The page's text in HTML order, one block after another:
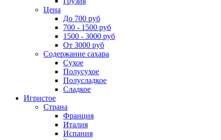
Цена
До 700 руб
700 - 1500 руб
1500 - 3000 руб
От 3000 руб
Содержание сахара
Сухое
Полусухое
Полусладкое
Сладкое
Игристое
Страна
Франция
Италия
Испания